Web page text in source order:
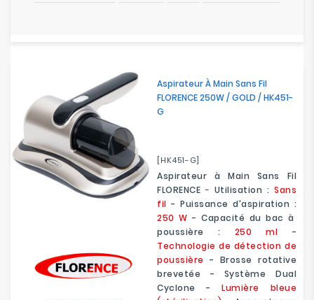
Aspirateur À Main Sans Fil
FLORENCE 250W / GOLD / HK451-
G
[HK451-G]
Aspirateur à Main Sans Fil
FLORENCE - Utilisation : Sans
fil - Puissance d'aspiration :
250 W - Capacité du bac à
poussière : 250 ml -
Technologie de détection de
poussière - Brosse rotative
brevetée - Système Dual
Cyclone -Lumière bleue